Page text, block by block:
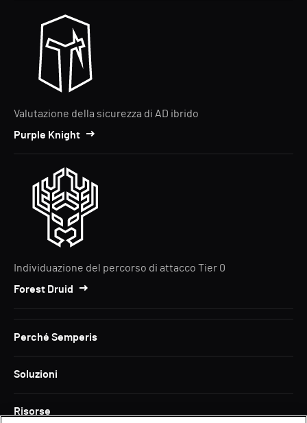
Valutazione della sicurezza di AD ibrido
Purple Knight
Individuazione del percorso di attacco Tier 0
Forest Druid
Perché Semperis
Soluzioni
Risorse